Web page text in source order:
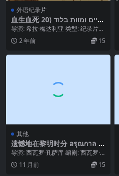
外语纪录片
血生血死 חיים ומוות בלוד (20
23)
导演: 希拉·梅达利亚 类型: 纪录片
制片国家/地区: 以色列 语言: 希伯
来...2 年前 15
其他
遗憾地在黎明时分 อรุณกาล (2
024)
导演: 西瓦罗·孔萨库 编剧: 西瓦罗·
孔萨库 主演: Surachai Jun...
11 月前 15